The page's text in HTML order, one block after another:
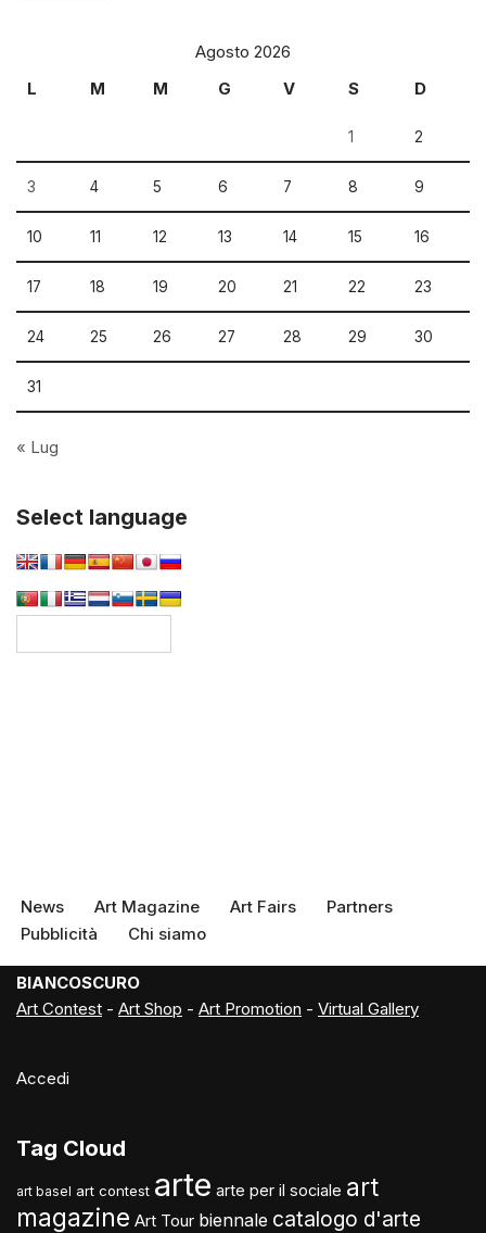
Agosto 2026
L
M M G V S D
1 2
3 4 5 6 7 8 9
10 11 12 13 14 15 16
17 18 19 20 21 22 23
24 25 26 27 28 29 30
31
« Lug
Select language
News Art Magazine Art Fairs
Partners
Pubblicità
Chi siamo
BIANCOSCURO
Art Contest - Art Shop - Art Promotion - Virtual Gallery
Accedi
Tag Cloud
art basel art contest arte arte per il sociale art
magazine Art Tour biennale catalogo d'arte